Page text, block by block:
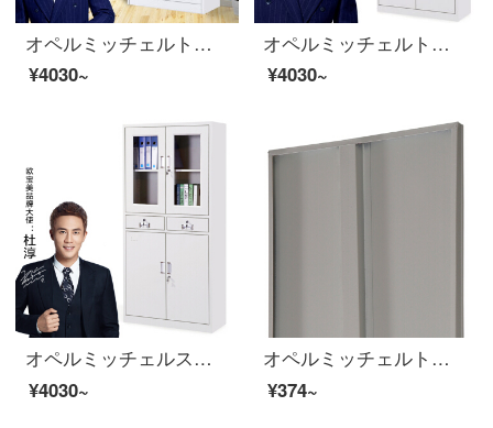
オペルミッチェルトオフィスキャビネット鋼製のブリーフィングキャビネットのアーカイブキャビネットの棚には、キャビネット全体のガラスのチェイストがあります。
¥4030~
オペルミッチェルトオフィスキャビネット鋼製のブリーフィングキャビネットのアーカイブキャビネットの中の二斗チェイスト
¥4030~
オペルミッチェルスチール製のスチール製のスチール製の資料ファイル棚の中の二斗棚H 1800*W 850*D 390
¥4030~
オペルミッチェルトファイルキャビネット情報キャビネットの仕切り板一つ。
¥374~